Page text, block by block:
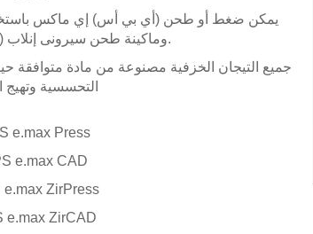
يمكن ضغط أو طحن (أي بي أس) إي ماكس
وماكينة طحن سيرونى إنلاب (أم سي أكس أل).
جميع التيجان الخزفية مصنوعة من مادة متوافقة
التحسسية وتهيج
e.max Press
e.max CAD
e.max ZirPress
e.max ZirCAD